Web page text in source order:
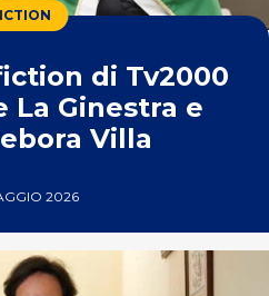
di Tv2000
La Ginestra e
Villa
2026